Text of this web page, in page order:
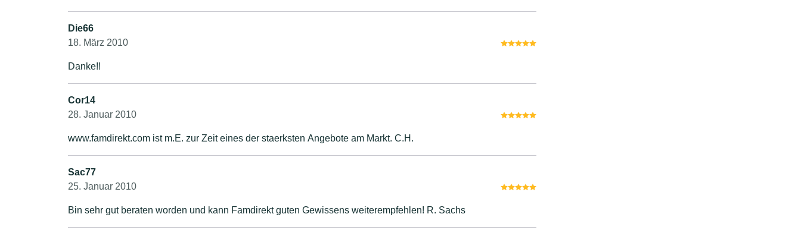
Die66
18. März 2010
Danke!!
Cor14
28. Januar 2010
www.famdirekt.com ist m.E. zur Zeit eines der staerksten Angebote am Markt. C.H.
Sac77
25. Januar 2010
Bin sehr gut beraten worden und kann Famdirekt guten Gewissens weiterempfehlen! R. Sachs